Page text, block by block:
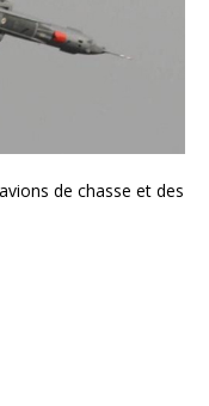
de chasse et des